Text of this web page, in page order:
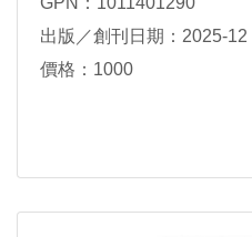
出版／創刊日期：2025-12
價格：1000